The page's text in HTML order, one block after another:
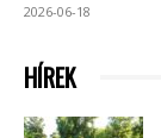
2026-06-18
HÍREK